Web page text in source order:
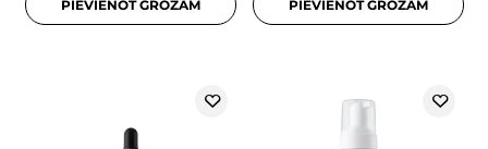
PIEVIENOT GROZAM PIEVIENOT GROZAM